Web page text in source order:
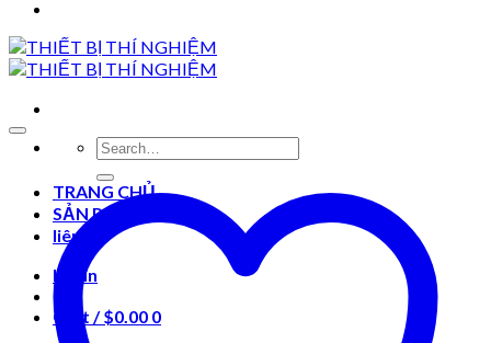
Search
for:
TRANG CHỦ
SẢN PHẨM
liên hệ
Login
Cart /$0.00 0